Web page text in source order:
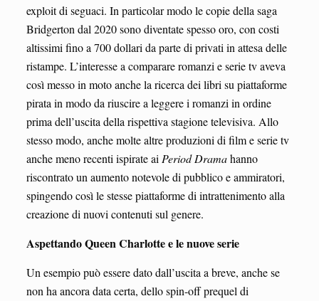
exploit di seguaci. In particolar modo le copie della saga
Bridgerton dal 2020 sono diventate spesso oro, con costi
altissimi fino a 700 dollari da parte di privati in attesa delle
ristampe. L’interesse a comparare romanzi e serie tv aveva
così messo in moto anche la ricerca dei libri su piattaforme
pirata in modo da riuscire a leggere i romanzi in ordine
prima dell’uscita della rispettiva stagione televisiva. Allo
stesso modo, anche molte altre produzioni di film e serie tv
anche meno recenti ispirate ai Period Dramahanno
riscontrato un aumento notevole di pubblico e ammiratori,
spingendo così le stesse piattaforme di intrattenimento alla
creazione di nuovi contenuti sul genere.
Aspettando Queen Charlotte e le nuove serie
Un esempio può essere dato dall’uscita a breve, anche se
non ha ancora data certa, dello spin-off prequel di